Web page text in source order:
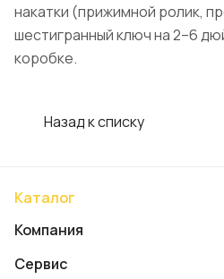
накатки (прижимной ролик,
шестигранный ключ на 2–6
коробке.
Назад к списку
Каталог
Компания
Сервис